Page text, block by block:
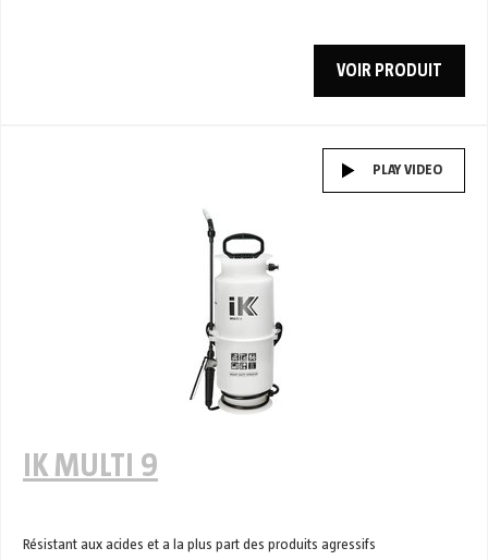
VOIR PRODUIT
PLAY VIDEO
IK MULTI 9
Résistant aux acides et a la plus part des produits agressifs